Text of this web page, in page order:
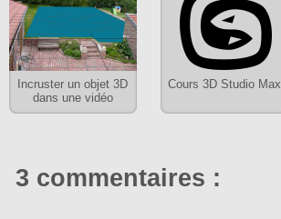
Incruster un objet 3D
dans une vidéo
Cours 3D Studio Max
3 commentaires :